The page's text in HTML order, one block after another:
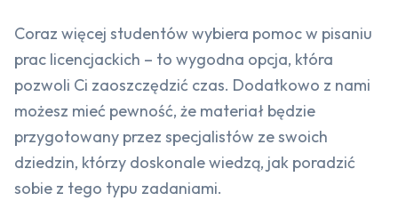
Coraz więcej studentów wybiera pomoc w pisaniu
prac licencjackich – to wygodna opcja, która
pozwoli Ci zaoszczędzić czas. Dodatkowo z nami
możesz mieć pewność, że materiał będzie
przygotowany przez specjalistów ze swoich
dziedzin, którzy doskonale wiedzą, jak poradzić
sobie z tego typu zadaniami.